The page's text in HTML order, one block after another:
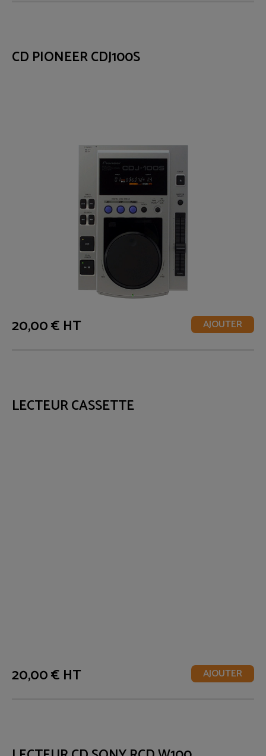
CD PIONEER CDJ100S
20,00 € HT AJOUTER
LECTEUR CASSETTE
20,00 € HT AJOUTER